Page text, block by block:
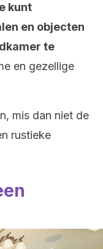
kunt
en objecten
te
en gezellige
mis dan niet de
rustieke